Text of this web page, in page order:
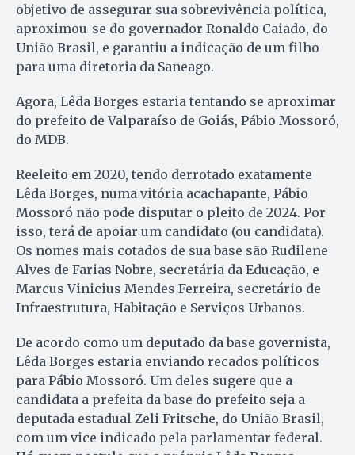
objetivo de assegurar sua sobrevivência política,
aproximou-se do governador Ronaldo Caiado, do
União Brasil, e garantiu a indicação de um filho
para uma diretoria da Saneago.
Agora, Lêda Borges estaria tentando se aproximar
do prefeito de Valparaíso de Goiás, Pábio Mossoró,
do MDB.
Reeleito em 2020, tendo derrotado exatamente
Lêda Borges, numa vitória acachapante, Pábio
Mossoró não pode disputar o pleito de 2024. Por
isso, terá de apoiar um candidato (ou candidata).
Os nomes mais cotados de sua base são Rudilene
Alves de Farias Nobre, secretária da Educação, e
Marcus Vinicius Mendes Ferreira, secretário de
Infraestrutura, Habitação e Serviços Urbanos.
De acordo como um deputado da base governista,
Lêda Borges estaria enviando recados políticos
para Pábio Mossoró. Um deles sugere que a
candidata a prefeita da base do prefeito seja a
deputada estadual Zeli Fritsche, do União Brasil,
com um vice indicado pela parlamentar federal.